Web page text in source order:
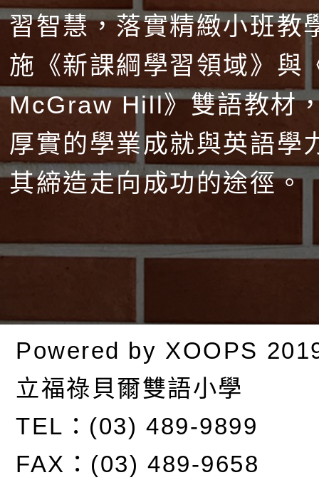
習智慧，落實精緻小班教
施《新課綱學習領域》與
McGraw Hill》雙語教材
厚實的學業成就與英語學
其締造走向成功的途徑。
Powered by XOOPS
立福祿貝爾雙語小學
TEL：(03) 489-9899
FAX：(03) 489-9658